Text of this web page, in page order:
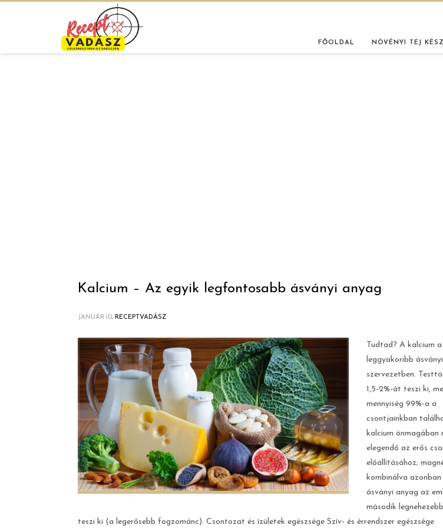
FŐOLDAL NÖVÉNYI TEJ
Kalcium – Az egyik legfontosabb ásványi anyag
JANUÁR 10, RECEPTVADÁSZ
Tudtad? A kalcium a
leggyakoribb
szervezetben.
1,5-2%-át teszi ki,
mennyiség 99%-a a
csontjainkban
kalcium önmagában
elegendő az erős
előállításához;
kombinálva
ásványi anyag az
második
teszi ki (a legerősebb fogzománc). Csontozat és ízületek egészsége Szív- és érrendszer egészsége